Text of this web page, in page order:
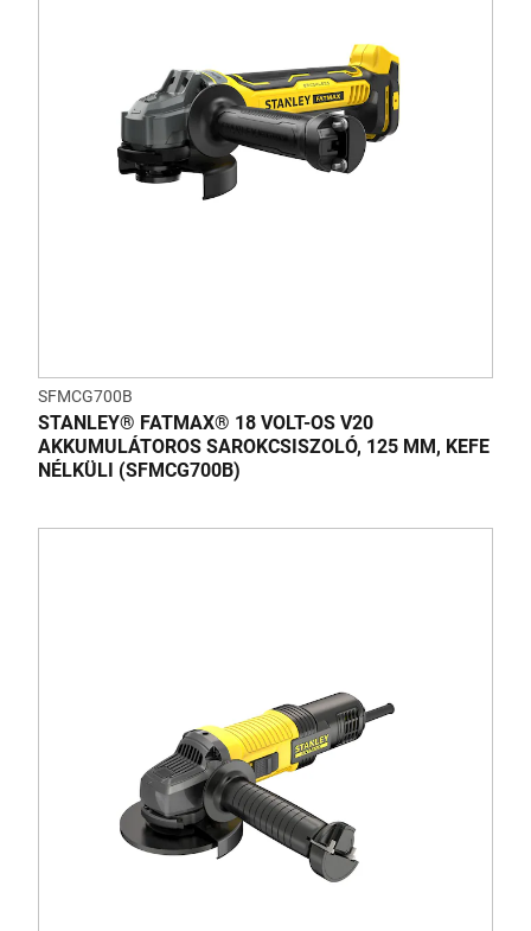
SFMCG700B
STANLEY® FATMAX® 18 VOLT-OS V20
AKKUMULÁTOROS SAROKCSISZOLÓ, 125 MM, KEFE
NÉLKÜLI (SFMCG700B)